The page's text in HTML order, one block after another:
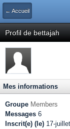
← Accueil
Profil de bettajah
Mes informations
Groupe Members
Messages 6
Inscrit(e) (le) 17-